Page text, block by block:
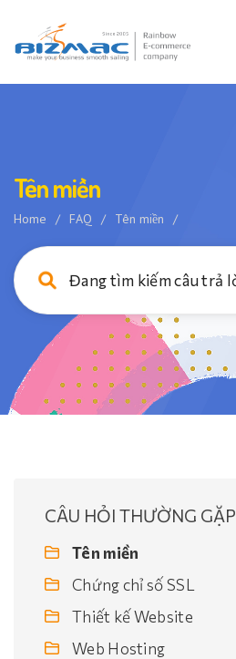
Tên miền
Home / FAQ / Tên miền /
CÂU HỎI THƯỜNG GẶP
Tên miền
Chứng chỉ số SSL
Thiết kế Website
Web Hosting